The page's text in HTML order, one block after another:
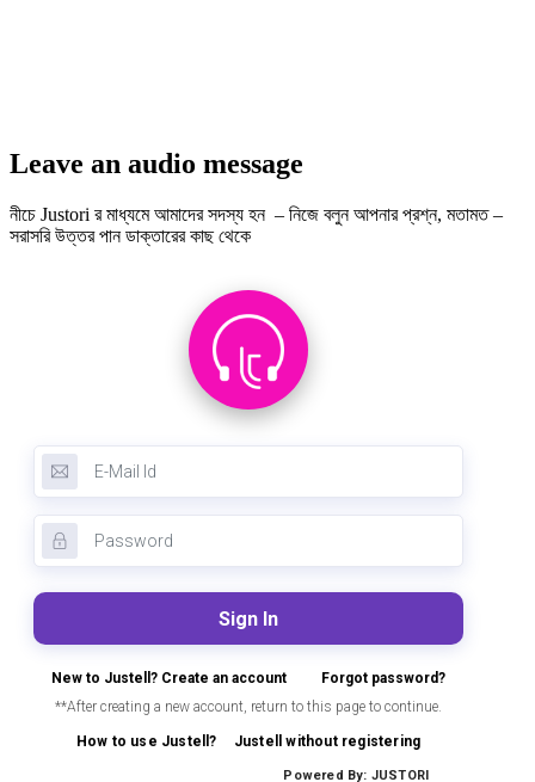
Leave an audio message
নীচে Justori র মাধ্যমে আমাদের সদস্য হন – নিজে বলুন আপনার প্রশ্ন, মতামত –
সরাসরি উত্তর পান ডাক্তারের কাছ থেকে